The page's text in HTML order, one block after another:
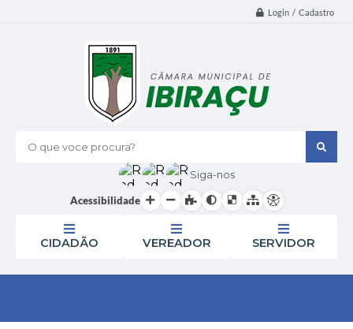
Login / Cadastro
O que voce procura?
Siga-nos
Acessibilidade
CIDADÃO VEREADOR SERVIDOR